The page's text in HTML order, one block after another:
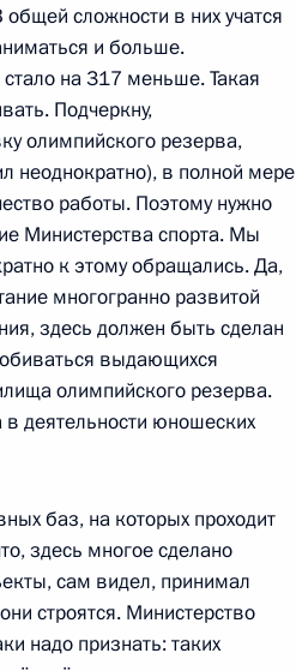
трассы
Хутор»
сложности в них учатся
и больше.
на 317 меньше. Такая
Подчеркну,
олимпийского резерва,
неоднократно), в полной мере
работы. Поэтому нужно
Министерства спорта. Мы
к этому обращались. Да,
многогранно развитой
здесь должен быть сделан
выдающихся
олимпийского резерва.
деятельности юношеских
баз, на которых проходит
здесь многое сделано
сам видел, принимал
строятся. Министерство
надо признать: таких